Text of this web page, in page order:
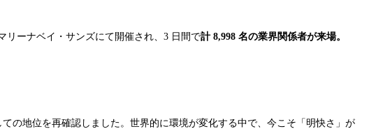
リーナベイ・サンズにて開催され、 3 日間で計 8,998 名の業界関係者が来場。
の地位を再確認しました。世界的に環境が変化する中で、今こそ「明快さ」が